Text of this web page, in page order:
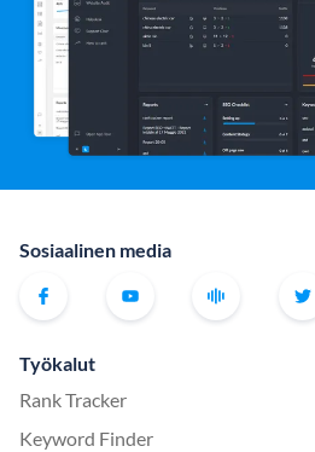
Sosiaalinen media
Työkalut
Rank Tracker
Keyword Finder